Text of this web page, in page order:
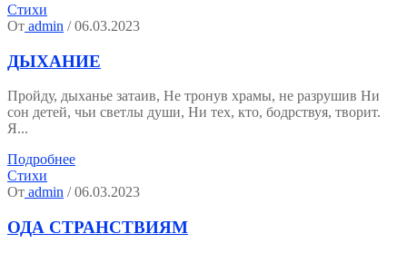
Стихи
От admin / 06.03.2023
ДЫХАНИЕ
Пройду, дыханье затаив, Не тронув храмы, не разрушив Ни
сон детей, чьи светлы души, Ни тех, кто, бодрствуя, творит.
Я...
Подробнее
Стихи
От admin / 06.03.2023
ОДА СТРАНСТВИЯМ